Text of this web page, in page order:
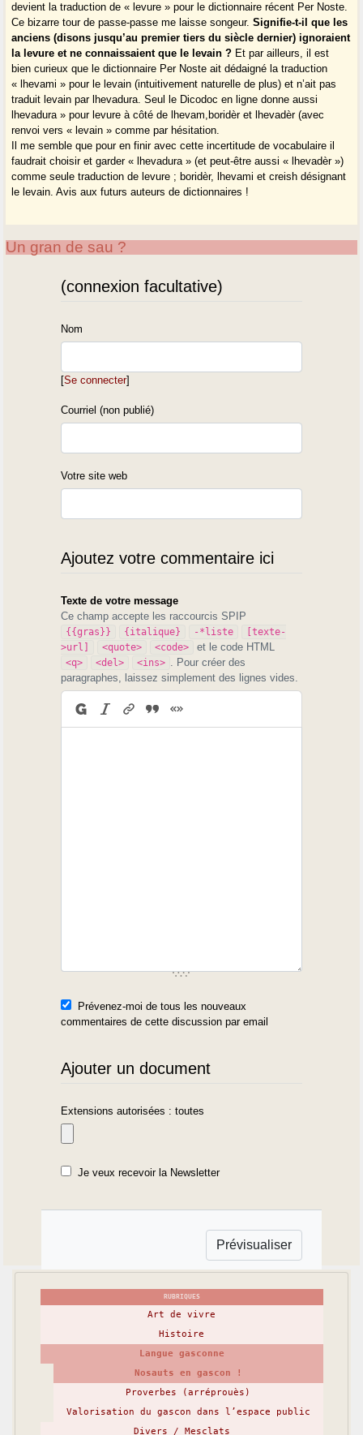
devient la traduction de « levure » pour le dictionnaire récent Per Noste.
Ce bizarre tour de passe-passe me laisse songeur.Signifie-t-il que les
anciens (disons jusqu’au premier tiers du siècle dernier) ignoraient
la levure et ne connaissaient que le levain ? Et par ailleurs, il est
bien curieux que le dictionnaire Per Noste ait dédaigné la traduction
« lhevami » pour le levain (intuitivement naturelle de plus) et n’ait pas
traduit levain par lhevadura. Seul le Dicodoc en ligne donne aussi
lhevadura » pour levure à côté de lhevam,boridèr et lhevadèr (avec
renvoi vers « levain » comme par hésitation.
Il me semble que pour en finir avec cette incertitude de vocabulaire il
faudrait choisir et garder « lhevadura » (et peut-être aussi « lhevadèr »)
comme seule traduction de levure ; boridèr, lhevami et creish désignant
le levain. Avis aux futurs auteurs de dictionnaires !
Un gran de sau ?
(connexion facultative)
Nom
[Se connecter]
Courriel (non publié)
Votre site web
Ajoutez votre commentaire ici
Texte de votre message
Ce champ accepte les raccourcis SPIP
{{gras}} {italique} -*liste
[texte-
>url]
<quote> <code> et le code HTML
<q> <del> <ins>
. Pour créer des
paragraphes, laissez simplement des lignes vides.
Prévenez-moi de tous les nouveaux
commentaires de cette discussion par email
Ajouter un document
Extensions autorisées : toutes
Je veux recevoir la Newsletter
RUBRIQUES
Art de vivre
Histoire
Langue gasconne
Nosauts en gascon !
Proverbes (arréprouès)
Valorisation du gascon dans l’espace public
Divers / Mesclats